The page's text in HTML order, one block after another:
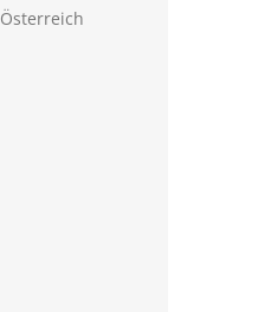
Österreich